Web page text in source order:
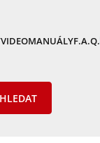
VIDEOMANUÁLYF.A.Q.